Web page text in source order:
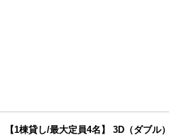
【1棟貸し/最大定員4名】 3D（ダブル）